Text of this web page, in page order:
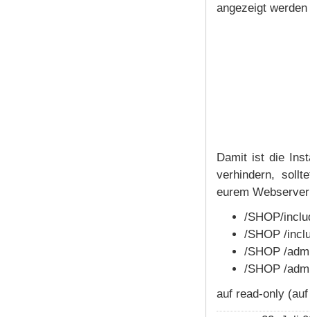
angezeigt
Damit ist die
verhindern,
eurem
/SHOP/
/SHOP /
/SHOP /
/SHOP /
auf read-only